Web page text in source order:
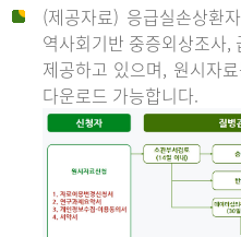
(제공자료) 응급실손상환
역사회기반 중증외상조사,
제공하고 있으며, 원시자
다운로드 가능합니다.